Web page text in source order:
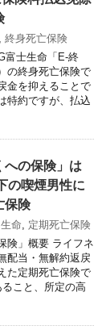
終身死亡保険
富士生命「E-終
の終身死亡保険で
金を抑えることで
特約ですが、払込
への保険」は
の喫煙男性に
保険
命
定期死亡保険
険」概要 ライフネ
配当・無解約返戻
た定期死亡保険で
こと、所定の高